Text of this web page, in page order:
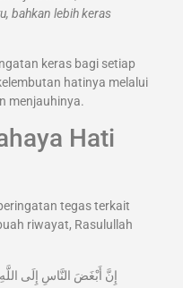
bahkan lebih keras
keras bagi setiap
hatinya melalui
menjauhinya.
Hati
tegas terkait
riwayat, Rasulullah
إِنَّ أَبْغَضَ النَّاسِ إِلَى